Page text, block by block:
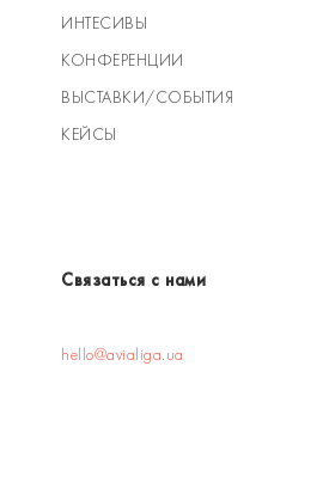
ИНТЕСИВЫ
КОНФЕРЕНЦИИ
ВЫСТАВКИ/СОБЫТИЯ
КЕЙСЫ
Связаться с нами
hello@avialiga.ua